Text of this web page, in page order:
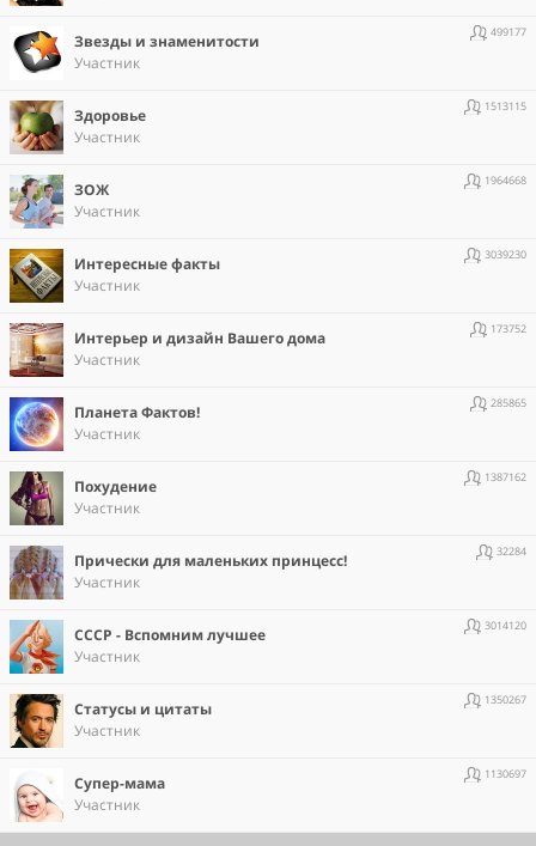
Звезды и знаменитости
Участник
499177
Здоровье
Участник
1513115
ЗОЖ
Участник
1964668
Интересные факты
Участник
3039230
Интерьер и дизайн Вашего дома
Участник
173752
Планета Фактов!
Участник
285865
Похудение
Участник
1387162
Прически для маленьких принцесс!
Участник
32284
СССР - Вспомним лучшее
Участник
3014120
Статусы и цитаты
Участник
1350267
Супер-мама
Участник
1130697